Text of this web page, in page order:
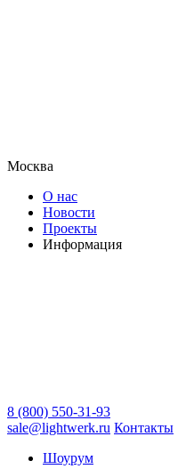
Москва
О нас
Новости
Проекты
Информация
8 (800) 550-31-93
sale@lightwerk.ru Контакты
Шоурум